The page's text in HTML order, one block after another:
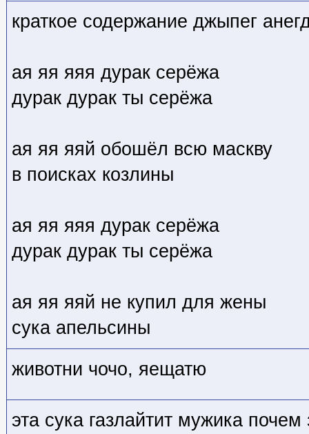
краткое содержание джыпег
ая яя яяя дурак серёжа
дурак дурак ты серёжа
ая яя яяй обошёл всю маскву
в поисках козлины
ая яя яяя дурак серёжа
дурак дурак ты серёжа
ая яя яяй не купил для жены
сука апельсины
животни чочо, яещатю
эта сука газлайтит мужика